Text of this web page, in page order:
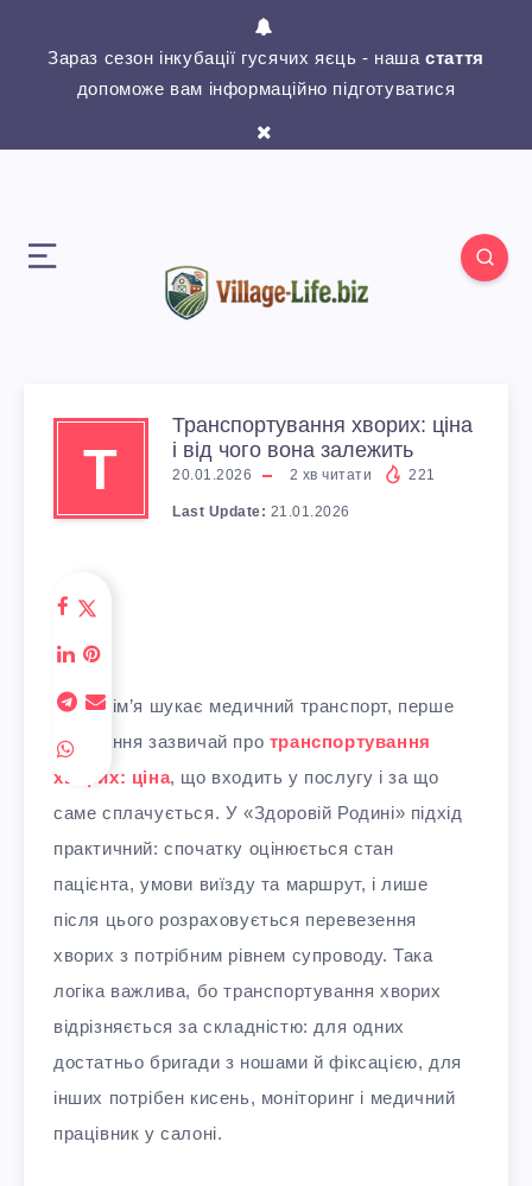
Зараз сезон інкубації гусячих яєць - нашастаття
допоможе вам інформаційно підготуватися
Т
Транспортування хворих: ціна
і від чого вона залежить
20.01.2026 2 хв читати 221
Last Update: 21.01.2026
Коли сім’я шукає медичний транспорт, перше
запитання зазвичай про транспортування
хворих: ціна, що входить у послугу і за що
саме сплачується. У «Здоровій Родині» підхід
практичний: спочатку оцінюється стан
пацієнта, умови виїзду та маршрут, і лише
після цього розраховується перевезення
хворих з потрібним рівнем супроводу. Така
логіка важлива, бо транспортування хворих
відрізняється за складністю: для одних
достатньо бригади з ношами й фіксацією, для
інших потрібен кисень, моніторинг і медичний
працівник у салоні.